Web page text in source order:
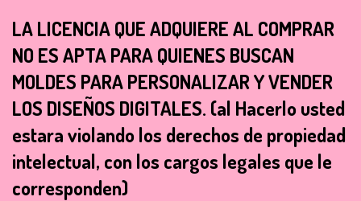
LA LICENCIA QUE ADQUIERE AL COMPRAR
NO ES APTA PARA QUIENES BUSCAN
MOLDES PARA PERSONALIZAR Y VENDER
LOS DISEÑOS DIGITALES. (al Hacerlo usted
estara violando los derechos de propiedad
intelectual, con los cargos legales que le
corresponden)